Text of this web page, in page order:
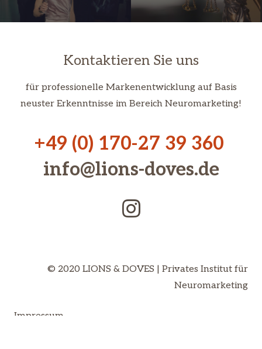
Kontaktieren Sie uns
für professionelle Markenentwicklung auf Basis
neuster Erkenntnisse im Bereich Neuromarketing!
+49 (0) 170-27 39 360
info@lions-doves.de
© 2020 LIONS & DOVES | Privates Institut für
Neuromarketing
Impressum